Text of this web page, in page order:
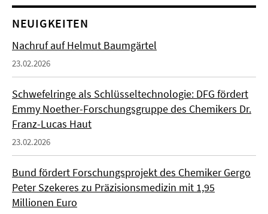
NEUIGKEITEN
Nachruf auf Helmut Baumgärtel
23.02.2026
Schwefelringe als Schlüsseltechnologie: DFG fördert
Emmy Noether-Forschungsgruppe des Chemikers Dr.
Franz-Lucas Haut
23.02.2026
Bund fördert Forschungsprojekt des Chemiker Gergo
Peter Szekeres zu Präzisionsmedizin mit 1,95
Millionen Euro